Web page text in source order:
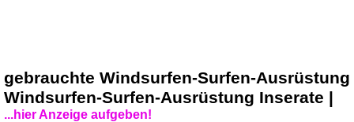
gebrauchte Windsurfen-Surfen-Ausrüstung
Windsurfen-Surfen-Ausrüstung Inserate |
...hier Anzeige aufgeben!